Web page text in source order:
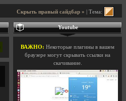
Скрыть правый сайдбар » | Тема:
Youtube
ВАЖНО: Некоторые плагины в вашем
браузере могут скрывать ссылки на
скачивание.